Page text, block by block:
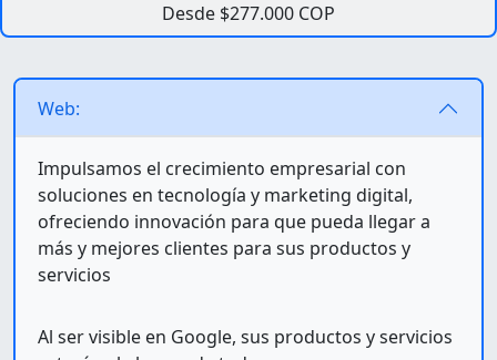
Desde $277.000 COP
Web:
Impulsamos el crecimiento empresarial con
soluciones en tecnología y marketing digital,
ofreciendo innovación para que pueda llegar a
más y mejores clientes para sus productos y
servicios
Al ser visible en Google, sus productos y servicios